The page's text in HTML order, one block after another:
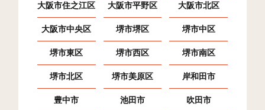
高鷲(10) 28 452
島泉(1) 23 320
島泉(2) 22 230
島泉(3) 14 140
島泉(4) 14 204
大阪市住之江区 大阪市平野区 大阪市北区
大阪市中央区 堺市堺区 堺市中区
堺市東区 堺市西区 堺市南区
堺市北区 堺市美原区 岸和田市
豊中市 池田市 吹田市